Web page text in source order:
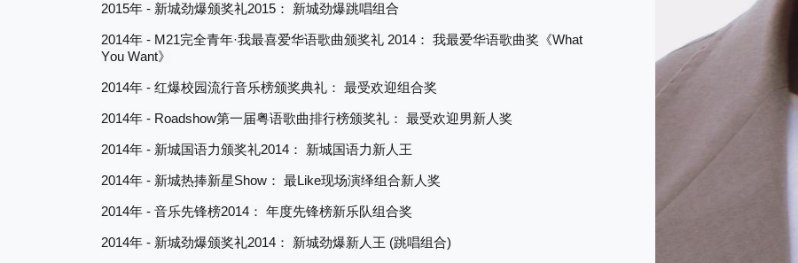
2015年 - 新城劲爆颁奖礼2015 ： 新城劲爆跳唱组合
2014年 - M21完全青年·我最喜爱华语歌曲颁奖礼 2014 ： 我最爱华语歌曲奖《What
You Want》
2014年 - 红爆校园流行音乐榜颁奖典礼： 最受欢迎组合奖
2014年 - Roadshow第一届粤语歌曲排行榜颁奖礼： 最受欢迎男新人奖
2014年 - 新城国语力颁奖礼2014 ： 新城国语力新人王
2014年 - 新城热捧新星Show ： 最Like现场演绎组合新人奖
2014年 - 音乐先锋榜2014 ： 年度先锋榜新乐队组合奖
2014年 - 新城劲爆颁奖礼2014 ： 新城劲爆新人王 (跳唱组合)